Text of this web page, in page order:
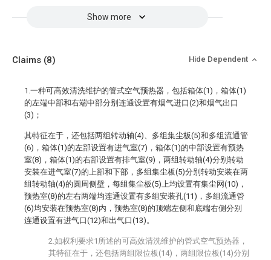
Show more
Claims (8) Hide Dependent
1.一种可高效清洗维护的管式空气预热器，包括箱体(1)，箱体(1)
的左端中部和右端中部分别连通设置有烟气进口(2)和烟气出口
(3)；
其特征在于，还包括两组转动轴(4)、多组集尘板(5)和多组流通管
(6)，箱体(1)的左部设置有进气室(7)，箱体(1)的中部设置有预热
室(8)，箱体(1)的右部设置有排气室(9)，两组转动轴(4)分别转动
安装在进气室(7)的上部和下部，多组集尘板(5)分别转动安装在两
组转动轴(4)的圆周侧壁，每组集尘板(5)上均设置有集尘网(10)，
预热室(8)的左右两端均连通设置有多组安装孔(11)，多组流通管
(6)均安装在预热室(8)内，预热室(8)的顶端左侧和底端右侧分别
连通设置有进气口(12)和出气口(13)。
2.如权利要求1所述的可高效清洗维护的管式空气预热器，
其特征在于，还包括两组限位板(14)，两组限位板(14)分别